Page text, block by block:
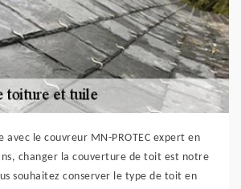
avec le couvreur MN-PROTEC expert en
changer la couverture de toit est notre
souhaitez conserver le type de toit en